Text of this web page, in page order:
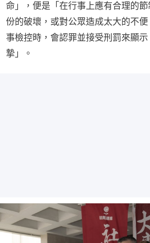
命」，便是「在行事上應有合理的
份的破壞，或對公眾造成太大的不便
事檢控時，會認罪並接受刑罰來顯
摯」。